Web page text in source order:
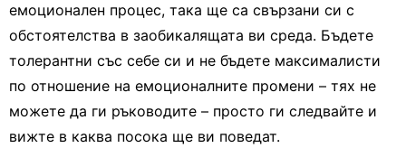
емоционален процес, така ще са свързани си с
обстоятелства в заобикалящата ви среда. Бъдете
толерантни със себе си и не бъдете максималисти
по отношение на емоционалните промени – тях не
можете да ги ръководите – просто ги следвайте и
вижте в каква посока ще ви поведат.